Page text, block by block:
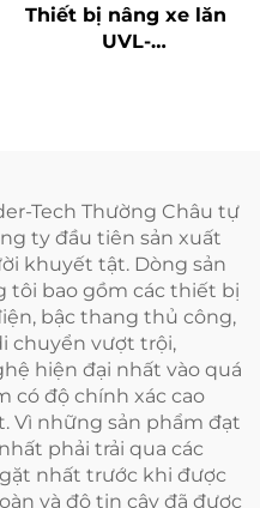
Thiết bị nâng xe lăn
UVL-
Tech Thường Châu tự
ty đầu tiên sản xuất
khuyết tật. Dòng sản
tôi bao gồm các thiết bị
bậc thang thủ công,
chuyển vượt trội,
hiện đại nhất vào quá
có độ chính xác cao
Vì những sản phẩm đạt
phải trải qua các
nhất trước khi được
và độ tin cậy đã được